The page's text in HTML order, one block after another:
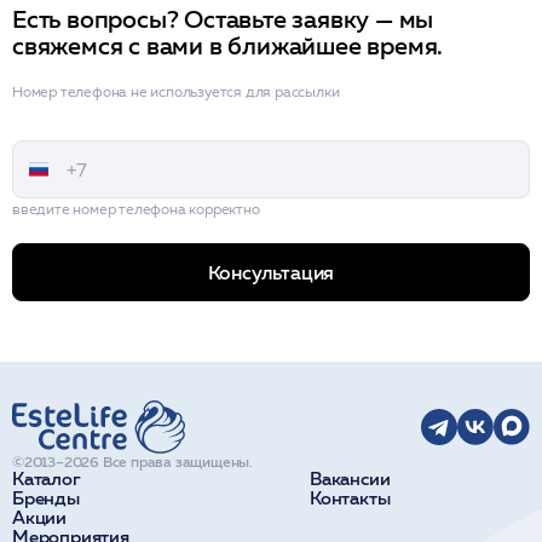
Есть вопросы? Оставьте заявку — мы
свяжемся с вами в ближайшее время.
Номер телефона не используется для рассылки
введите номер телефона корректно
Консультация
Каталог
Бренды
Акции
Мероприятия
Вакансии
Контакты
©2013–2026 Все права защищены.